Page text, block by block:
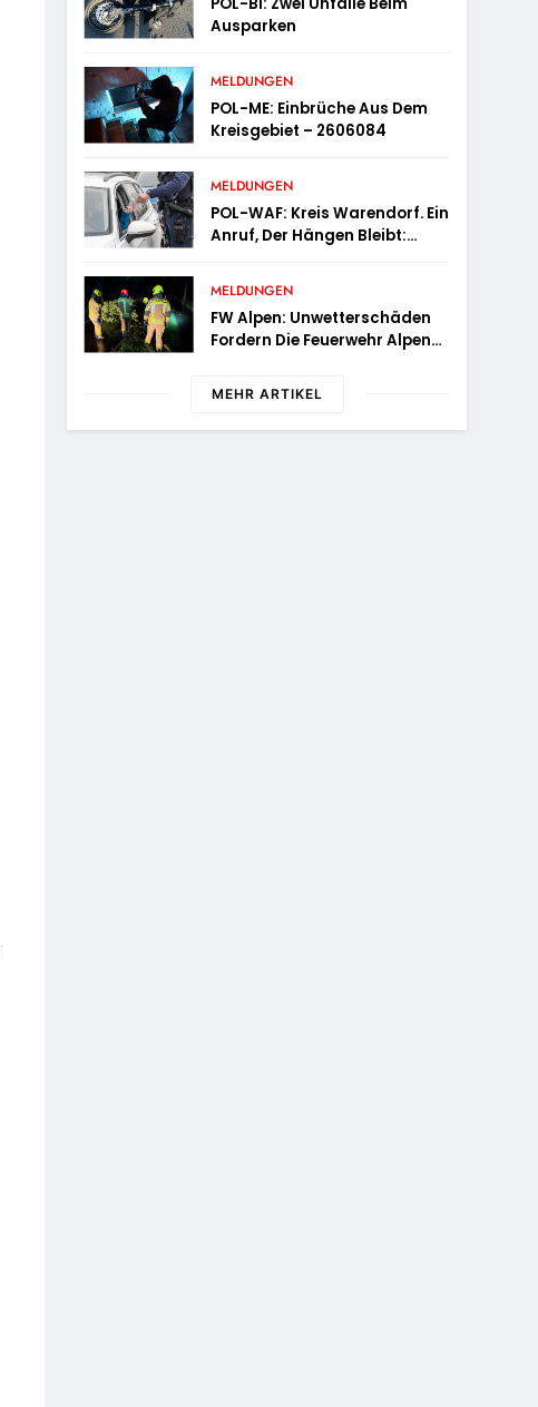
Ausparken
MELDUNGEN
POL-ME: Einbrüche Aus Dem
Kreisgebiet – 2606084
MELDUNGEN
POL-WAF: Kreis Warendorf. Ein
Anruf, Der Hängen Bleibt:
17-Jährigen Wieder Einholt
MELDUNGEN
FW Alpen: Unwetterschäden
Fordern Die Feuerwehr Alpen
MEHR ARTIKEL